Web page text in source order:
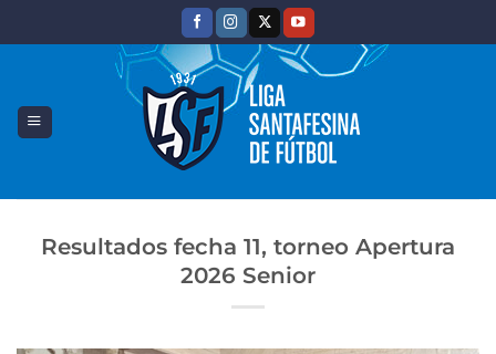
Resultados fecha 11, torneo Apertura
2026 Senior